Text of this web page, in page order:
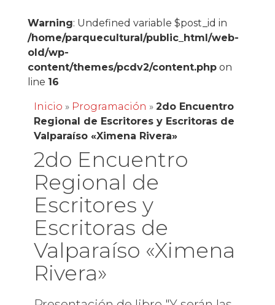
Warning: Undefined variable $post_id in
/home/parquecultural/public_html/web-
old/wp-
content/themes/pcdv2/content.phpon
line 16
Inicio » Programación » 2do Encuentro
Regional de Escritores y Escritoras de
Valparaíso «Ximena Rivera»
2do Encuentro
Regional de
Escritores y
Escritoras de
Valparaíso «Ximena
Rivera»